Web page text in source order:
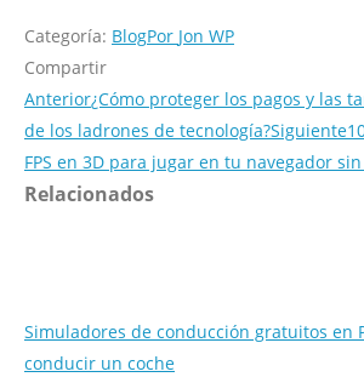
Categoría: BlogPor Jon WP
Compartir
Anterior¿Cómo proteger los pagos y las
de los ladrones de tecnología?Siguiente
FPS en 3D para jugar en tu navegador
Relacionados
Simuladores de conducción gratuitos en
conducir un coche